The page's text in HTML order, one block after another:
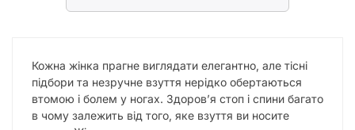
Кожна жінка прагне виглядати елегантно, але тісні
підбори та незручне взуття нерідко обертаються
втомою і болем у ногах. Здоров’я стоп і спини багато
в чому залежить від того, яке взуття ви носите